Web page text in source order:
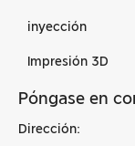
inyección
Impresión 3D
Póngase en
Dirección: